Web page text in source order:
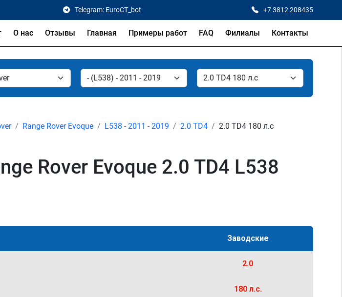
Telegram: EuroCT_bot +7 3812 208435
О нас Отзывы Главная Примеры работ FAQ Филиалы Контакты
Range Rover Evoque L538 - 2011 - 2019 2.0 TD4 2.0 TD4 180 л.с
Rover Evoque 2.0 TD4 L538
Заводские
2.0
180 л.с.